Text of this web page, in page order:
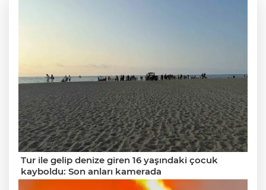
Tur ile gelip denize giren 16 yaşındaki çocuk
kayboldu: Son anları kamerada